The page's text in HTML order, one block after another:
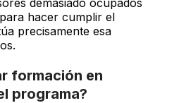
hacer cumplir el
precisamente esa
formación en
programa?